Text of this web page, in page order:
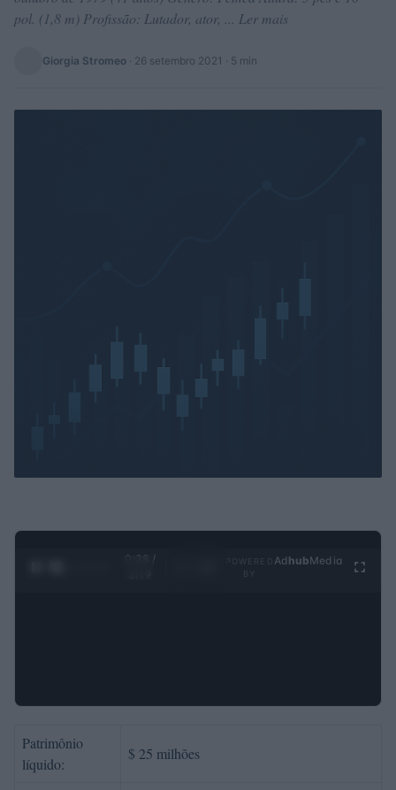
pol. (1,8 m) Profissão: Lutador, ator, ... Ler mais
Giorgia Stromeo · 26 setembro 2021 · 5 min
0:29 /
Ad hubMedia
Patrimônio
líquido:
$ 25 milhões